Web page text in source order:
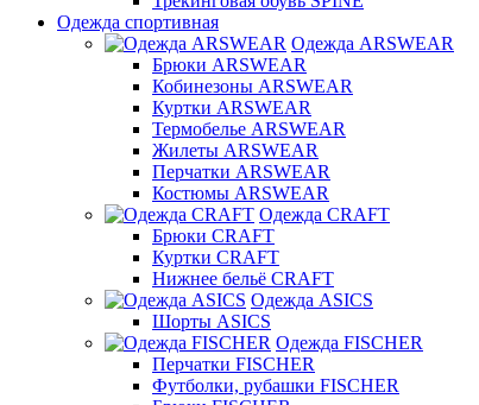
Одежда спортивная
Одежда ARSWEAR
Брюки ARSWEAR
Кобинезоны ARSWEAR
Куртки ARSWEAR
Термобелье ARSWEAR
Жилеты ARSWEAR
Перчатки ARSWEAR
Костюмы ARSWEAR
Одежда CRAFT
Брюки CRAFT
Куртки CRAFT
Нижнее бельё CRAFT
Одежда ASICS
Шорты ASICS
Одежда FISCHER
Перчатки FISCHER
Футболки, рубашки FISCHER